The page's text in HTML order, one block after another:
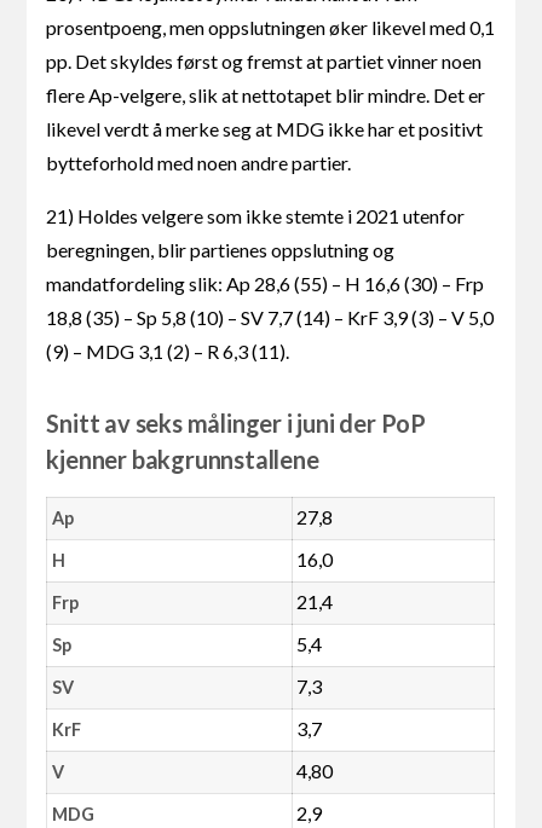
prosentpoeng, men oppslutningen øker likevel med 0,1
pp. Det skyldes først og fremst at partiet vinner noen
flere Ap-velgere, slik at nettotapet blir mindre. Det er
likevel verdt å merke seg at MDG ikke har et positivt
bytteforhold med noen andre partier.
21) Holdes velgere som ikke stemte i 2021 utenfor
beregningen, blir partienes oppslutning og
mandatfordeling slik: Ap 28,6 (55) – H 16,6 (30) – Frp
18,8 (35) – Sp 5,8 (10) – SV 7,7 (14) – KrF 3,9 (3) – V 5,0
(9) – MDG 3,1 (2) – R 6,3 (11).
Snitt av seks målinger i juni der PoP
kjenner bakgrunnstallene
Ap 27,8
H 16,0
Frp 21,4
Sp 5,4
SV 7,3
KrF 3,7
V 4,80
MDG 2,9